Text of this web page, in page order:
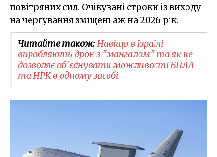
повітряних сил. Очікувані строки із виходу
на чергування зміщені аж на 2026 рік.
Читайте також:Навіщо в Ізраїлі
виробляють дрон з "мангалом" та як це
дозволяє об'єднувати можливості БПЛА
та НРК в одному засобі